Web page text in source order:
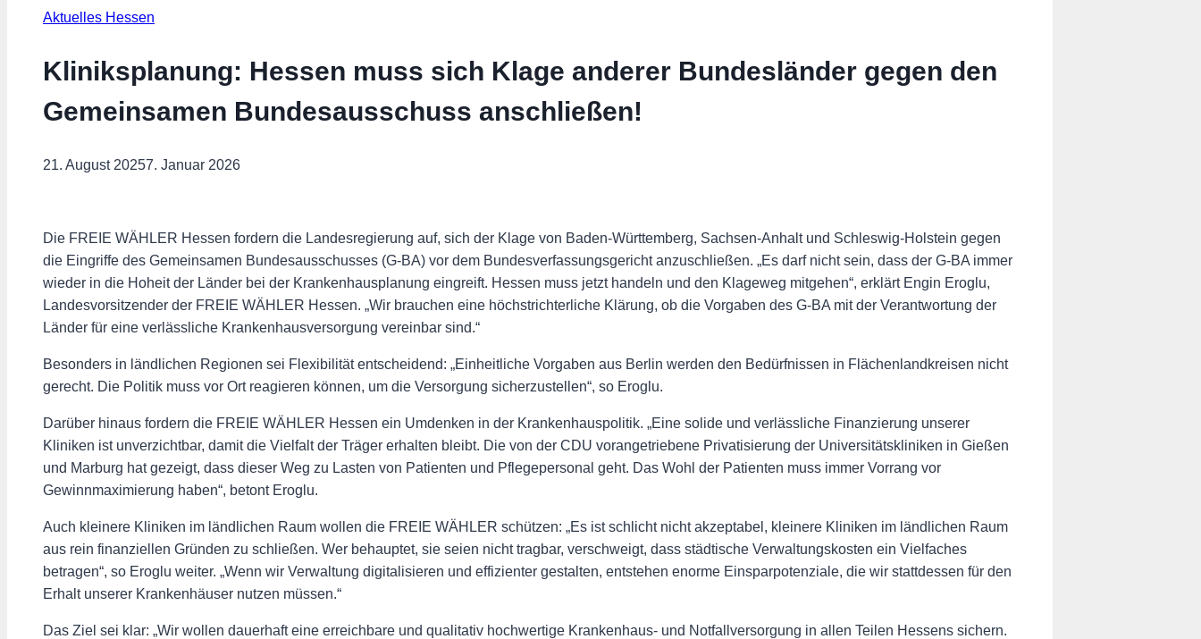
Aktuelles Hessen
Kliniksplanung: Hessen muss sich Klage anderer Bundesländer gegen den
Gemeinsamen Bundesausschuss anschließen!
21. August 20257. Januar 2026
Die FREIE WÄHLER Hessen fordern die Landesregierung auf, sich der Klage von Baden-Württemberg, Sachsen-Anhalt und Schleswig-Holstein gegen
die Eingriffe des Gemeinsamen Bundesausschusses (G-BA) vor dem Bundesverfassungsgericht anzuschließen. „Es darf nicht sein, dass der G-BA immer
wieder in die Hoheit der Länder bei der Krankenhausplanung eingreift. Hessen muss jetzt handeln und den Klageweg mitgehen“, erklärt Engin Eroglu,
Landesvorsitzender der FREIE WÄHLER Hessen. „Wir brauchen eine höchstrichterliche Klärung, ob die Vorgaben des G-BA mit der Verantwortung der
Länder für eine verlässliche Krankenhausversorgung vereinbar sind.“
Besonders in ländlichen Regionen sei Flexibilität entscheidend: „Einheitliche Vorgaben aus Berlin werden den Bedürfnissen in Flächenlandkreisen nicht
gerecht. Die Politik muss vor Ort reagieren können, um die Versorgung sicherzustellen“, so Eroglu.
Darüber hinaus fordern die FREIE WÄHLER Hessen ein Umdenken in der Krankenhauspolitik. „Eine solide und verlässliche Finanzierung unserer
Kliniken ist unverzichtbar, damit die Vielfalt der Träger erhalten bleibt. Die von der CDU vorangetriebene Privatisierung der Universitätskliniken in Gießen
und Marburg hat gezeigt, dass dieser Weg zu Lasten von Patienten und Pflegepersonal geht. Das Wohl der Patienten muss immer Vorrang vor
Gewinnmaximierung haben“, betont Eroglu.
Auch kleinere Kliniken im ländlichen Raum wollen die FREIE WÄHLER schützen: „Es ist schlicht nicht akzeptabel, kleinere Kliniken im ländlichen Raum
aus rein finanziellen Gründen zu schließen. Wer behauptet, sie seien nicht tragbar, verschweigt, dass städtische Verwaltungskosten ein Vielfaches
betragen“, so Eroglu weiter. „Wenn wir Verwaltung digitalisieren und effizienter gestalten, entstehen enorme Einsparpotenziale, die wir stattdessen für den
Erhalt unserer Krankenhäuser nutzen müssen.“
Das Ziel sei klar: „Wir wollen dauerhaft eine erreichbare und qualitativ hochwertige Krankenhaus- und Notfallversorgung in allen Teilen Hessens sichern.